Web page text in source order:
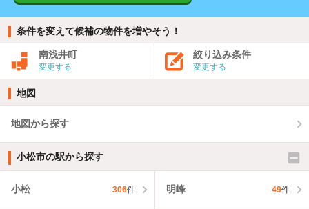
条件を変えて候補の物件を増やそう！
南浅井町
変更する
絞り込み条件
変更する
地図
地図から探す
小松市の駅から探す
小松 306件 明峰 49件